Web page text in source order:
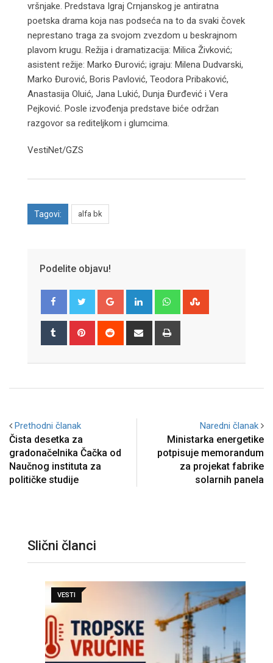
vršnjake. Predstava Igraj Crnjanskog je antiratna
poetska drama koja nas podseća na to da svaki čovek
neprestano traga za svojom zvezdom u beskrajnom
plavom krugu. Režija i dramatizacija: Milica Živković;
asistent režije: Marko Đurović; igraju: Milena Dudvarski,
Marko Đurović, Boris Pavlović, Teodora Pribaković,
Anastasija Oluić, Jana Lukić, Dunja Đurđević i Vera
Pejković. Posle izvođenja predstave biće održan
razgovor sa rediteljkom i glumcima.
VestiNet/GZS
Tagovi: alfa bk
Podelite objavu!
Google+ LinkedIn Whatsapp
Tumblr Pinterest Reddit
Share
Prethodni članak
Čista desetka za
gradonačelnika Čačka od
Naučnog instituta za
političke studije
Naredni članak
Ministarka energetike
potpisuje memorandum
za projekat fabrike
solarnih panela
Slični članci
VESTI